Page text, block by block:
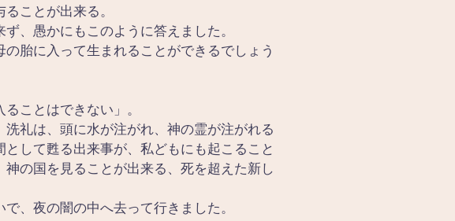
ことが出来る。
、愚かにもこのように答えました。
胎に入って生まれることができるでしょう
ことはできない」。
礼は、頭に水が注がれ、神の霊が注がれる
して甦る出来事が、私どもにも起こること
の国を見ることが出来る、死を超えた新し
、夜の闇の中へ去って行きました。